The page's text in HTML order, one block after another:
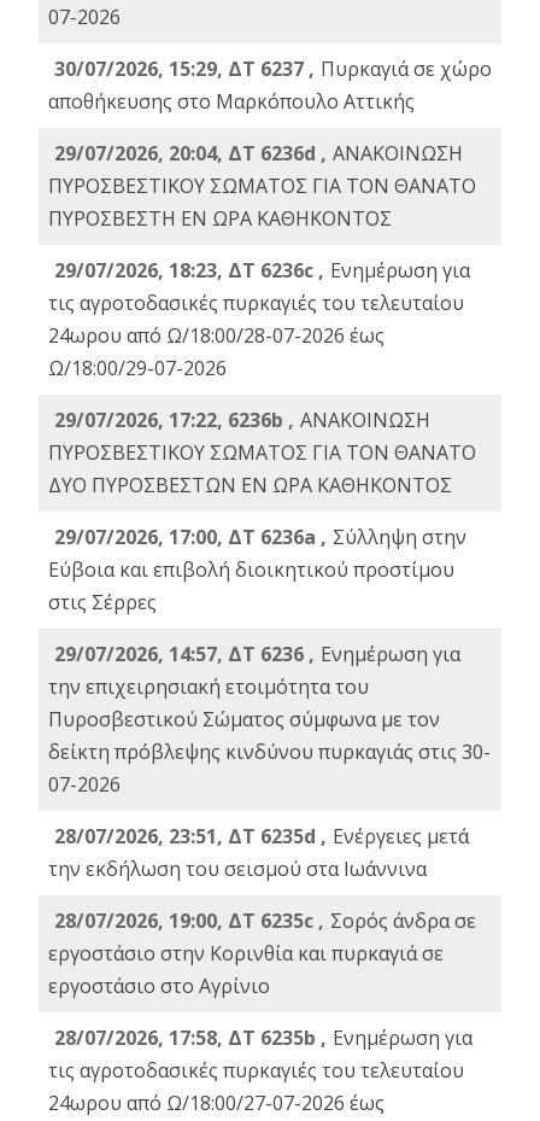
07-2026
30/07/2026, 15:29, ΔΤ 6237 , Πυρκαγιά σε χώρο
αποθήκευσης στο Μαρκόπουλο Αττικής
29/07/2026, 20:04, ΔΤ 6236d , ΑΝΑΚΟΙΝΩΣΗ
ΠΥΡΟΣΒΕΣΤΙΚΟΥ ΣΩΜΑΤΟΣ ΓΙΑ ΤΟΝ ΘΑΝΑΤΟ
ΠΥΡΟΣΒΕΣΤΗ ΕΝ ΩΡΑ ΚΑΘΗΚΟΝΤΟΣ
29/07/2026, 18:23, ΔΤ 6236c , Ενημέρωση για
τις αγροτοδασικές πυρκαγιές του τελευταίου
24ωρου από Ω/18:00/28-07-2026 έως
Ω/18:00/29-07-2026
29/07/2026, 17:22, 6236b , ΑΝΑΚΟΙΝΩΣΗ
ΠΥΡΟΣΒΕΣΤΙΚΟΥ ΣΩΜΑΤΟΣ ΓΙΑ ΤΟΝ ΘΑΝΑΤΟ
ΔΥΟ ΠΥΡΟΣΒΕΣΤΩΝ ΕΝ ΩΡΑ ΚΑΘΗΚΟΝΤΟΣ
29/07/2026, 17:00, ΔΤ 6236a , Σύλληψη στην
Εύβοια και επιβολή διοικητικού προστίμου
στις Σέρρες
29/07/2026, 14:57, ΔΤ 6236 , Ενημέρωση για
την επιχειρησιακή ετοιμότητα του
Πυροσβεστικού Σώματος σύμφωνα με τον
δείκτη πρόβλεψης κινδύνου πυρκαγιάς στις 30-
07-2026
28/07/2026, 23:51, ΔΤ 6235d , Ενέργειες μετά
την εκδήλωση του σεισμού στα Ιωάννινα
28/07/2026, 19:00, ΔΤ 6235c , Σορός άνδρα σε
εργοστάσιο στην Κορινθία και πυρκαγιά σε
εργοστάσιο στο Αγρίνιο
28/07/2026, 17:58, ΔΤ 6235b , Ενημέρωση για
τις αγροτοδασικές πυρκαγιές του τελευταίου
24ωρου από Ω/18:00/27-07-2026 έως